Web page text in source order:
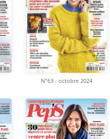
N°63 - octobre 2024